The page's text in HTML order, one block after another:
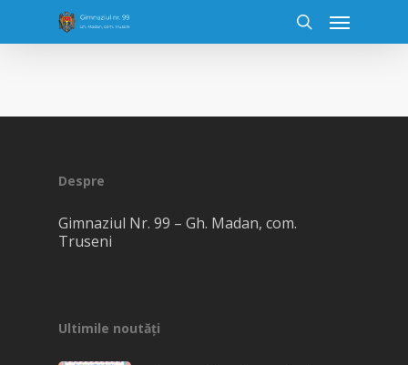
Despre
Gimnaziul Nr. 99 – Gh. Madan, com.
Truseni
Ultimile noutăți